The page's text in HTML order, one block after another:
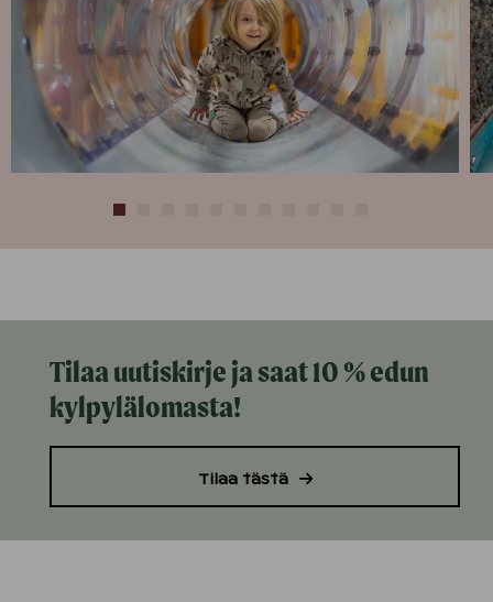
Tilaa uutiskirje ja saat 10 % edun
kylpylälomasta!
Tilaa tästä